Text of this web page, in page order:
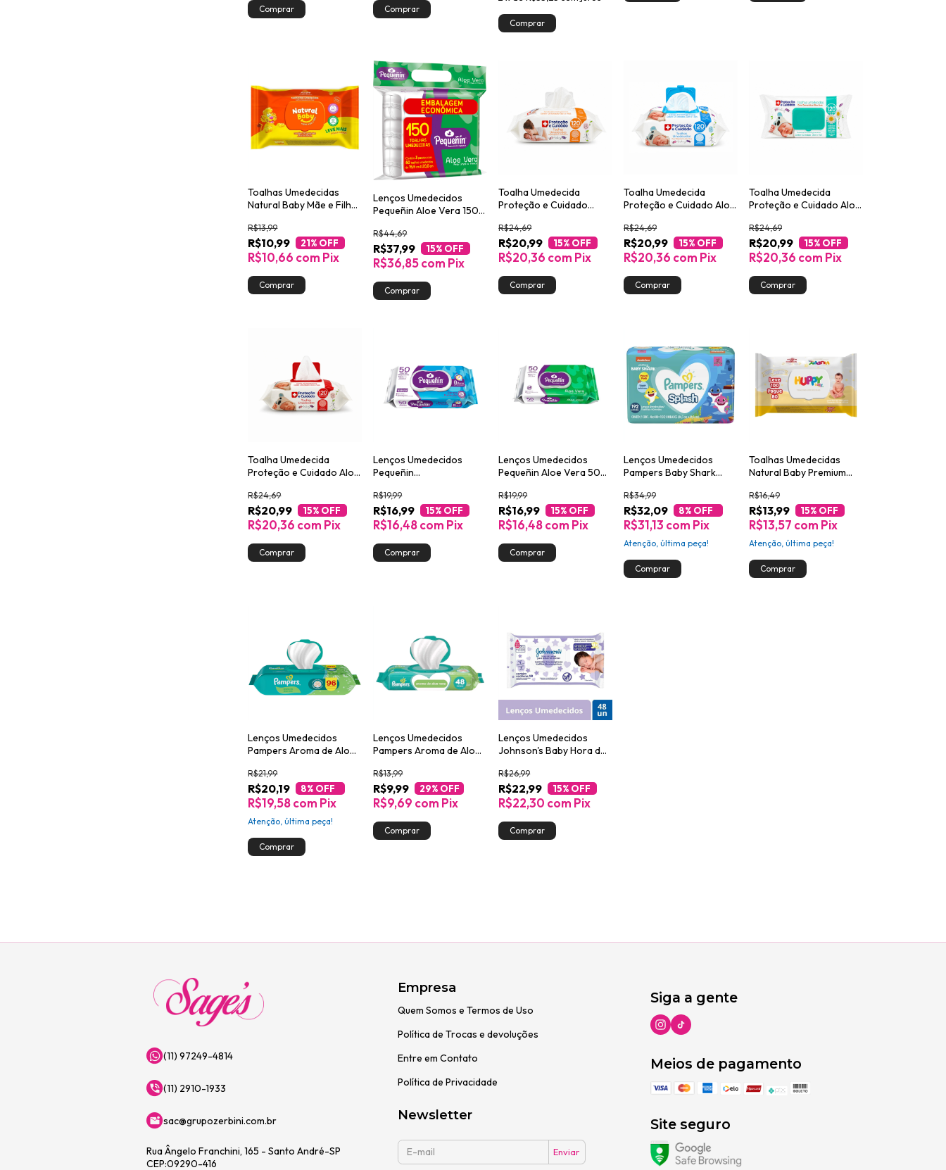
Toalhas Umedecidas
Natural Baby Mãe e Filho
R$10,99
R$13,99
21% OFF
R$10,66 com Pix
Lenços Umedecidos
Pequeñin Aloe Vera 150
R$37,99
R$44,69
15% OFF
R$36,85com Pix
Toalha Umedecida
Proteção e Cuidado
Perfume 120 unidades
R$20,99
R$24,69
15% OFF
R$20,36 com Pix
Toalha Umedecida
Proteção e Cuidado Aloe
unidades
R$20,99
R$24,69
15% OFF
R$20,36 com Pix
Toalha Umedecida
Proteção e Cuidado Aloe
unidades
R$20,99
R$24,69
15% OFF
R$20,36 com Pix
Toalha Umedecida
Proteção e Cuidado Aloe
R$20,99
R$24,69
15% OFF
R$20,36 com Pix
Lenços Umedecidos
Pequeñin
Unidades
R$16,99
R$19,99
15% OFF
R$16,48com Pix
Lenços Umedecidos
Pequeñin Aloe Vera 50
R$16,99
R$19,99
15% OFF
R$16,48com Pix
Lenços Umedecidos
Pampers Baby Shark
R$32,09
R$34,99
8% OFF
R$31,13 com Pix
Atenção, última peça!
Toalhas Umedecidas
Natural Baby Premium
R$13,99
R$16,49
15% OFF
R$13,57 com Pix
Atenção, última peça!
Lenços Umedecidos
Pampers Aroma de Aloe
R$20,19
R$21,99
8% OFF
R$19,58com Pix
Atenção, última peça!
Lenços Umedecidos
Pampers Aroma de Aloe
R$9,99
R$13,99
29% OFF
R$9,69 com Pix
Lenços Umedecidos
Johnson's Baby Hora do
R$22,99
R$26,99
15% OFF
R$22,30 com Pix
(11) 97249-4814
(11) 2910-1933
sac@grupozerbini.com.br
Rua Ângelo Franchini, 165 - Santo André-SP
CEP:09290-416
Empresa
Quem Somos e Termos de Uso
Política de Trocas e devoluções
Entre em Contato
Política de Privacidade
Newsletter
Siga a gente
Meios de pagamento
Site seguro